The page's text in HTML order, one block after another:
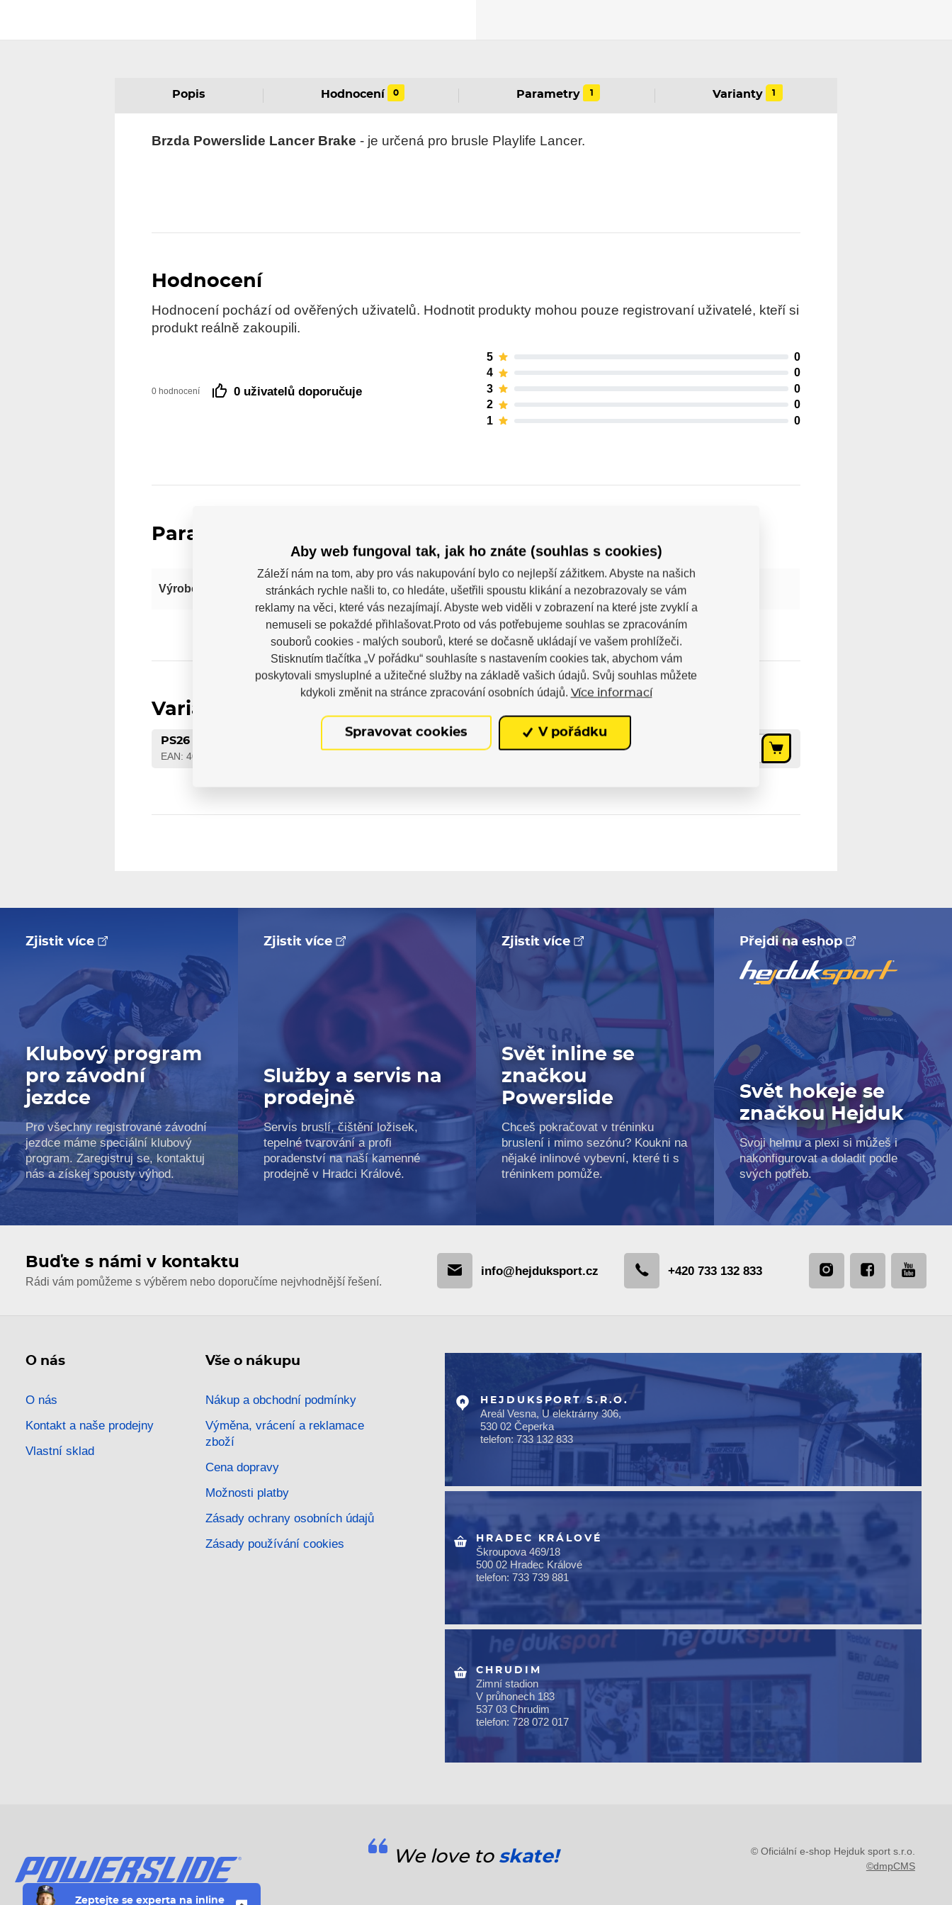
Popis Hodnocení 0 Parametry 1 Varianty 1
Brzda Powerslide Lancer Brake - je určená pro brusle Playlife Lancer.
Hodnocení
Hodnocení pochází od ověřených uživatelů. Hodnotit produkty mohou pouze registrovaní uživatelé, kteří si
produkt reálně zakoupili.
0 hodnocení 0 uživatelů doporučuje
5
0
4
0
3
0
2
0
1
0
Parametry
Výrobce Powerslide
Varianty
PS26
EAN: 4040333518991
Skladem
Zjistit více
Klubový program
pro závodní
jezdce
Pro všechny registrované závodní
jezdce máme speciální klubový
program. Zaregistruj se, kontaktuj
nás a získej spousty výhod.
Zjistit více
Služby a servis na
prodejně
Servis bruslí, čištění ložisek,
tepelné tvarování a profi
poradenství na naší kamenné
prodejně v Hradci Králové.
Zjistit více
Svět inline se
značkou
Powerslide
Chceš pokračovat v tréninku
bruslení i mimo sezónu? Koukni na
nějaké inlinové vybevní, které ti s
tréninkem pomůže.
Přejdi na eshop
Svět hokeje se
značkou Hejduk
Svoji helmu a plexi si můžeš i
nakonfigurovat a doladit podle
svých potřeb.
Buďte s námi v kontaktu
Rádi vám pomůžeme s výběrem nebo doporučíme nejvhodnější řešení.
info@hejduksport.cz +420 733 132 833
O nás
O nás
Kontakt a naše prodejny
Vlastní sklad
Vše o nákupu
Nákup a obchodní podmínky
Výměna, vrácení a reklamace
zboží
Cena dopravy
Možnosti platby
Zásady ochrany osobních údajů
Zásady používání cookies
HEJDUKSPORT S.R.O.
Areál Vesna, U elektrárny 306,
530 02 Čeperka
telefon: 733 132 833
HRADEC KRÁLOVÉ
Škroupova 469/18
500 02 Hradec Králové
telefon: 733 739 881
CHRUDIM
Zimní stadion
V průhonech 183
537 03 Chrudim
telefon: 728 072 017
We love to skate!
© Oficiální e-shop Hejduk sport s.r.o.
©dmpCMS
Zeptejte se experta na inline
Aby web fungoval tak, jak ho znáte (souhlas s cookies)
Záleží nám na tom, aby pro vás nakupování bylo co nejlepší zážitkem. Abyste na našich
stránkách rychle našli to, co hledáte, ušetřili spoustu klikání a nezobrazovaly se vám
reklamy na věci, které vás nezajímají. Abyste web viděli v zobrazení na které jste zvyklí a
nemuseli se pokaždé přihlašovat.Proto od vás potřebujeme souhlas se zpracováním
souborů cookies - malých souborů, které se dočasně ukládají ve vašem prohlížeči.
Stisknutím tlačítka „V pořádku“ souhlasíte s nastavením cookies tak, abychom vám
poskytovali smysluplné a užitečné služby na základě vašich údajů. Svůj souhlas můžete
kdykoli změnit na stránce zpracování osobních údajů. Více informací
Spravovat cookies V pořádku